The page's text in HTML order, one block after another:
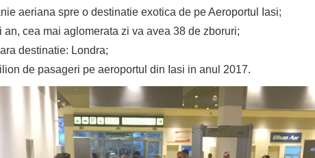
aeriana spre o destinatie exotica de pe Aeroportul Iasi;
an, cea mai aglomerata zi va avea 38 de zboruri;
destinatie: Londra;
de pasageri pe aeroportul din Iasi in anul 2017.